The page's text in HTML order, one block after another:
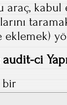
araç,
eklemek)
audit-ci
bir